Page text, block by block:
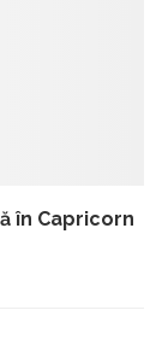
în Capricorn